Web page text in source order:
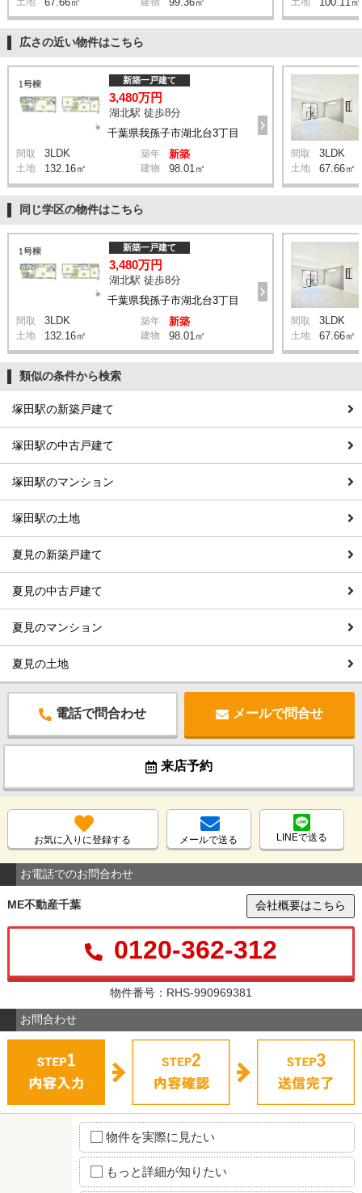
広さの近い物件はこちら
千葉県我孫子市湖北台3丁目
新築一戸建て
3,480万円
湖北駅 徒歩8分
間取 3LDK 築年 新築
土地 132.16㎡ 建物 98.01㎡
間取 3LDK
土地 67.66㎡
同じ学区の物件はこちら
千葉県我孫子市湖北台3丁目
新築一戸建て
3,480万円
湖北駅 徒歩8分
間取 3LDK 築年 新築
土地 132.16㎡ 建物 98.01㎡
間取 3LDK
土地 67.66㎡
類似の条件から検索
塚田駅の新築戸建て
塚田駅の中古戸建て
塚田駅のマンション
塚田駅の土地
夏見の新築戸建て
夏見の中古戸建て
夏見のマンション
夏見の土地
電話で問合わせ メールで問合せ
来店予約
お気に入りに登録する メールで送る LINEで送る
お電話でのお問合わせ
ME不動産千葉 会社概要はこちら
0120-362-312
物件番号：RHS-990969381
お問合わせ
物件を実際に見たい
もっと詳細が知りたい